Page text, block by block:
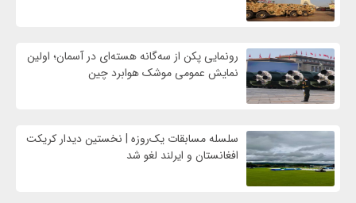
رونمایی پکن از سه‌گانه هسته‌ای در آسمان؛ اولین
نمایش عمومی موشک هوابرد چین
سلسله مسابقات یک‌روزه | نخستین دیدار کریکت
افغانستان و ایرلند لغو شد